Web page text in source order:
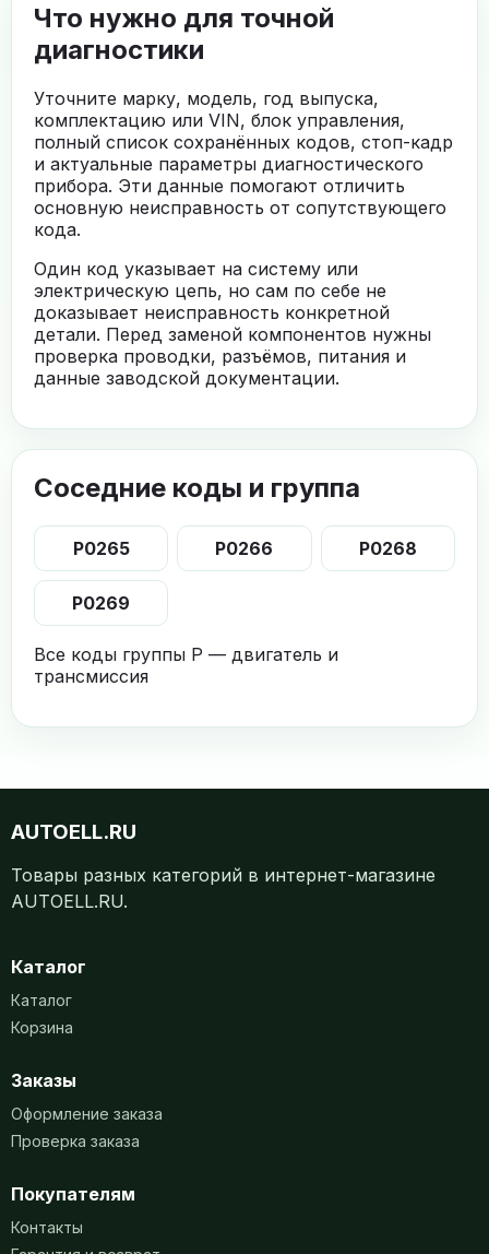
Что нужно для точной
диагностики
Уточните марку, модель, год выпуска,
комплектацию или VIN, блок управления,
полный список сохранённых кодов, стоп-кадр
и актуальные параметры диагностического
прибора. Эти данные помогают отличить
основную неисправность от сопутствующего
кода.
Один код указывает на систему или
электрическую цепь, но сам по себе не
доказывает неисправность конкретной
детали. Перед заменой компонентов нужны
проверка проводки, разъёмов, питания и
данные заводской документации.
Соседние коды и группа
P0265 P0266 P0268
P0269
Все коды группы P — двигатель и
трансмиссия
AUTOELL.RU
Товары разных категорий в интернет-магазине
AUTOELL.RU.
Каталог
Каталог
Корзина
Заказы
Оформление заказа
Проверка заказа
Покупателям
Контакты